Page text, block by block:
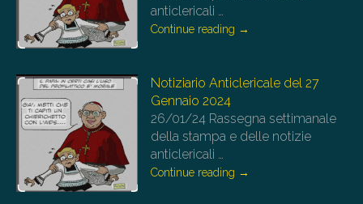
anticlericali …
Continue reading →
Notiziario Anticlericale del 27
Gennaio 2024
26/01/24 Rassegna settimanale
della stampa e delle notizie
anticlericali …
Continue reading →